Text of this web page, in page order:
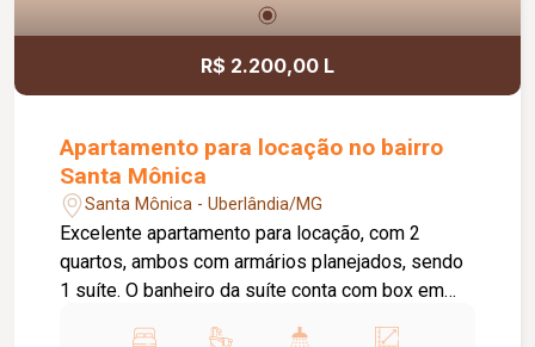
R$ 2.200,00 L
Apartamento para locação no bairro
Santa Mônica
Santa Mônica - Uberlândia/MG
Excelente apartamento para locação, com 2
quartos, ambos com armários planejados, sendo
1 suíte. O banheiro da suíte conta com box em